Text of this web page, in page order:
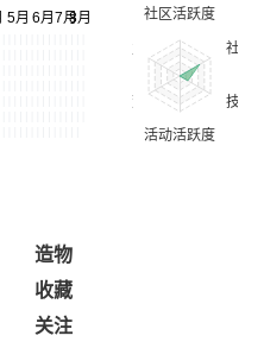
造物
收藏
关注